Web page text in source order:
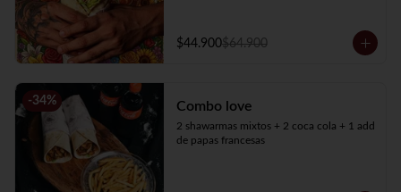
$44.900$64.900
-34% Combo love
2 shawarmas mixtos + 2 coca cola + 1 add
de papas francesas